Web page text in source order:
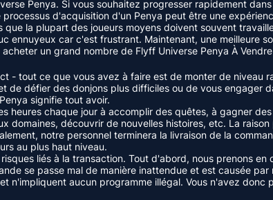
Penya. Si vous souhaitez progresser rapidement
d'acquisition d'un Penya peut être une
la plupart des joueurs moyens doivent souvent
ennuyeux car c'est frustrant. Maintenant, une meilleure
un grand nombre de Flyff Universe Penya À
- tout ce que vous avez à faire est de monter de
défier des donjons plus difficiles ou de vous engager
signifie tout avoir.
heures chaque jour à accomplir des quêtes, à gagner
découvrir de nouvelles histoires, etc. La
notre personnel terminera la livraison de la
au plus haut niveau.
liés à la transaction. Tout d'abord, nous prenons
se passe mal de manière inattendue et est causée
n'impliquent aucun programme illégal. Vous n'avez